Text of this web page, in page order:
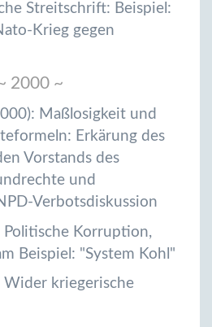
Streitschrift: Beispiel:
Krieg gegen
2000 ~
Maßlosigkeit und
Erkärung des
Vorstands des
und
Verbotsdiskussion
Politische Korruption,
Beispiel: "System Kohl"
Wider kriegerische